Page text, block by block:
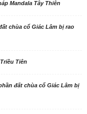
Mandala Tây Thiên
chùa cổ Giác Lâm bị rao
Tiên
đất chùa cổ Giác Lâm bị